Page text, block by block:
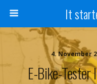
It
4. November
E-Bike-